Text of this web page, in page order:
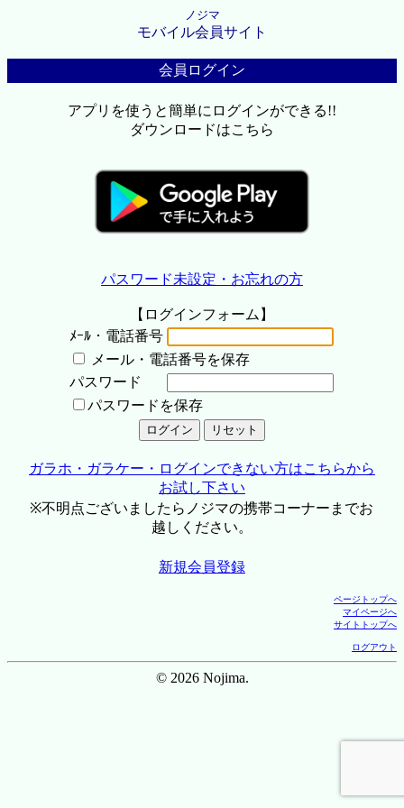
ノジマ
モバイル会員サイト
会員ログイン
アプリを使うと簡単にログインができる!!
ダウンロードはこちら
パスワード未設定・お忘れの方
【ログインフォーム】
ﾒｰﾙ・電話番号
メール・電話番号を保存
パスワード
パスワードを保存
ガラホ・ガラケー・ログインできない方はこちらから
お試し下さい
※不明点ございましたらノジマの携帯コーナーまでお
越しください。
新規会員登録
ページトップへ
マイページへ
サイトトップへ
ログアウト
© 2026 Nojima.